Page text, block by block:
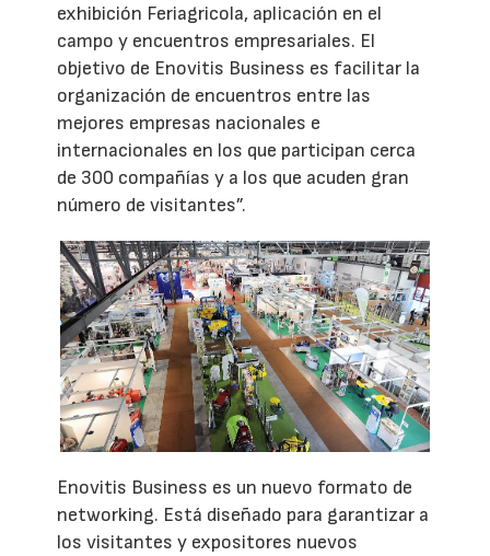
exhibición Feriagricola, aplicación en el
campo y encuentros empresariales. El
objetivo de Enovitis Business es facilitar la
organización de encuentros entre las
mejores empresas nacionales e
internacionales en los que participan cerca
de 300 compañías y a los que acuden gran
número de visitantes”.
Enovitis Business es un nuevo formato de
networking. Está diseñado para garantizar a
los visitantes y expositores nuevos